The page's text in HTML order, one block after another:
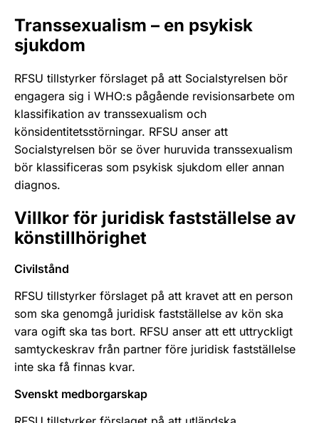
Transsexualism – en psykisk
sjukdom
RFSU tillstyrker förslaget på att Socialstyrelsen bör
engagera sig i WHO:s pågående revisionsarbete om
klassifikation av transsexualism och
könsidentitetsstörningar. RFSU anser att
Socialstyrelsen bör se över huruvida transsexualism
bör klassificeras som psykisk sjukdom eller annan
diagnos.
Villkor för juridisk fastställelse av
könstillhörighet
Civilstånd
RFSU tillstyrker förslaget på att kravet att en person
som ska genomgå juridisk fastställelse av kön ska
vara ogift ska tas bort. RFSU anser att ett uttryckligt
samtyckeskrav från partner före juridisk fastställelse
inte ska få finnas kvar.
Svenskt medborgarskap